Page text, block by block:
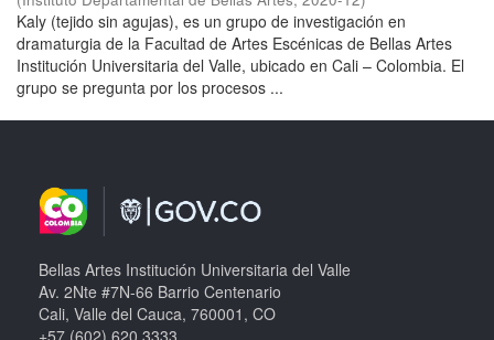
Kaly (tejido sin agujas), es un grupo de investigación en
dramaturgia de la Facultad de Artes Escénicas de Bellas Artes
Institución Universitaria del Valle, ubicado en Cali – Colombia. El
grupo se pregunta por los procesos ...
Bellas Artes Institución Universitaria del Valle
Av. 2Nte #7N-66 Barrio Centenario
Cali, Valle del Cauca, 760001, CO
+57 (602) 620 3333